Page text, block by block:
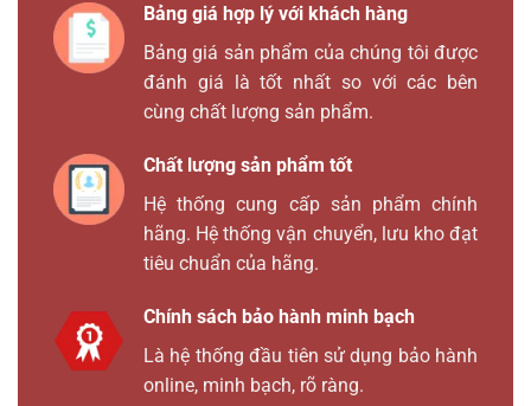
Bảng giá hợp lý với khách hàng
Bảng giá sản phẩm của chúng tôi được
đánh giá là tốt nhất so với các bên
cùng chất lượng sản phẩm.
Chất lượng sản phẩm tốt
Hệ thống cung cấp sản phẩm chính
hãng. Hệ thống vận chuyển, lưu kho đạt
tiêu chuẩn của hãng.
Chính sách bảo hành minh bạch
Là hệ thống đầu tiên sử dụng bảo hành
online, minh bạch, rõ ràng.